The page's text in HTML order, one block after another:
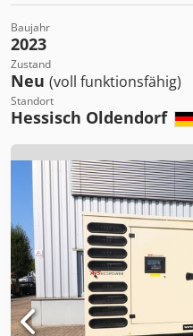
Baujahr
2023
Zustand
Neu (voll funktionsfähig)
Standort
Hessisch Oldendorf